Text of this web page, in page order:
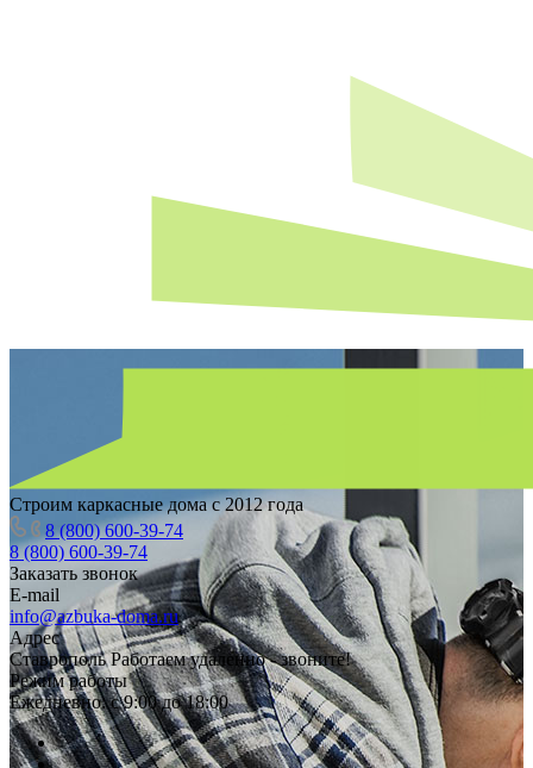
Строим каркасные дома с 2012 года
8 (800) 600-39-74
8 (800) 600-39-74
Заказать звонок
E-mail
info@azbuka-doma.ru
Адрес
Ставрополь Работаем удаленно - звоните!
Режим работы
Ежедневно: с 9:00 до 18:00